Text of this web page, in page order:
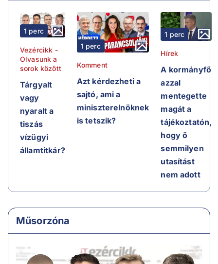
1 perc
Vezércikk -
Olvasunk a
sorok között
Tárgyalt
vagy
nyaralt a
tiszás
vízügyi
államtitkár?
1 perc
Komment
Azt kérdezheti a
sajtó, ami a
miniszterelnöknek
is tetszik?
1 perc
Hírek
A kormányfő
azzal
mentegette
magát a
tájékoztatón,
hogy ő
semmilyen
utasítást
nem adott
Műsorzóna